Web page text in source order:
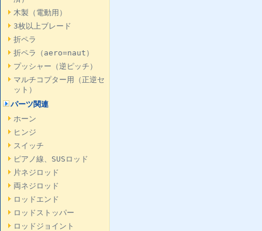
木製（電動用）
3枚以上ブレード
折ペラ
折ペラ（aero=naut）
プッシャー（逆ピッチ）
マルチコプター用（正逆セ
ット）
パーツ関連
ホーン
ヒンジ
スイッチ
ピアノ線、SUSロッド
片ネジロッド
両ネジロッド
ロッドエンド
ロッドストッパー
ロッドジョイント